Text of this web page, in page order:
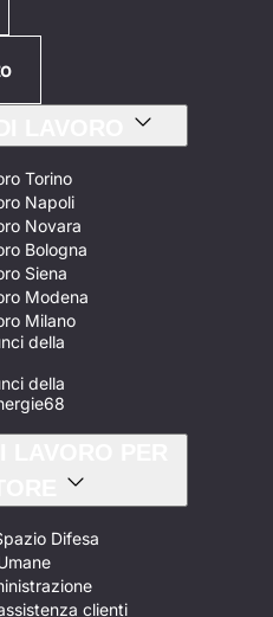
Torino
Napoli
Novara
Bologna
Siena
Modena
Milano
della
della
Difesa
clienti